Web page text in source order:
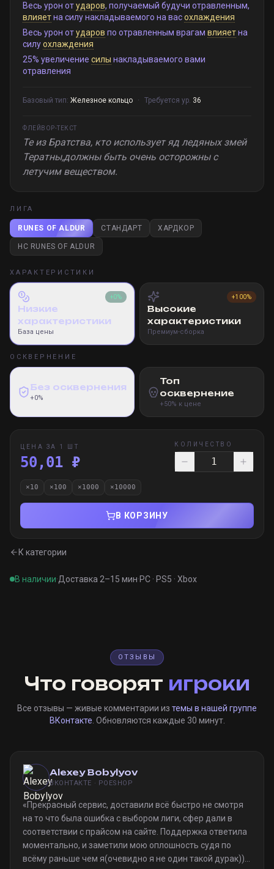
Весь урон отударов, получаемый будучи отравленным,
влияетна силу накладываемого на васохлаждения
Весь урон отударов по отравленным врагам влияетна
силуохлаждения
25% увеличение силы накладываемого вами
отравления
Базовый тип: Железное кольцо · Требуется ур. 36
ФЛЕЙВОР-ТЕКСТ
Те из Братства, кто использует яд ледяных змей
Тератны,должны быть очень осторожны с
летучим веществом.
ЛИГА
RUNES OF ALDUR СТАНДАРТ ХАРДКОР
HC RUNES OF ALDUR
ХАРАКТЕРИСТИКИ
+0%
Низкие
характеристики
База цены
+100%
Высокие
характеристики
Премиум-сборка
ОСКВЕРНЕНИЕ
Без осквернения
+0%
Топ
осквернение
+50% к цене
ЦЕНА ЗА 1 ШТ
50,01 ₽
КОЛИЧЕСТВО
×10 ×100 ×1000 ×10000
В КОРЗИНУ
К категории
В наличии·Доставка 2–15 мин·PC · PS5 · Xbox
ОТЗЫВЫ
Что говорят игроки
Все отзывы — живые комментарии из темы в нашей группе
ВКонтакте . Обновляются каждые 30 минут.
Alexey Bobylyov
ВКОНТАКТЕ · POESHOP
«Прекрасный сервис, доставили всё быстро не смотря
на то что была ошибка с выбором лиги, сфер дали в
соответствии с прайсом на сайте. Поддержка ответила
моментально, и заметили мою оплошность судя по
всёму раньше чем я(очевидно я не один такой дурак)).